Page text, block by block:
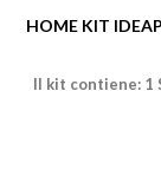
HOME KIT
Il kit contiene: 1